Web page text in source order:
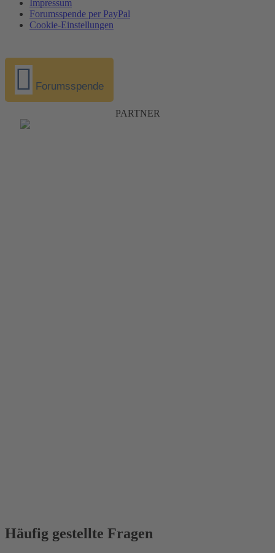
Impressum
Forumsspende per PayPal
Cookie-Einstellungen
Forumsspende
PARTNER
Häufig gestellte Fragen